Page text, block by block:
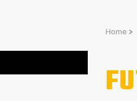
Home >